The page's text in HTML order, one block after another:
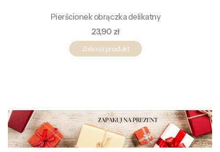
Pierścionek obrączka delikatny
Cena
23,90 zł
Zobacz produkt